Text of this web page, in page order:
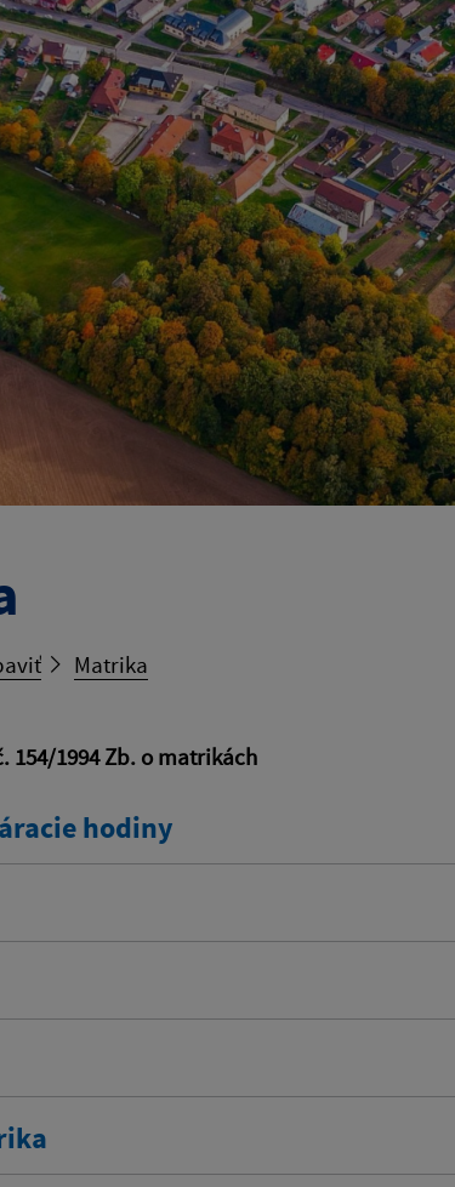
Matrika
154/1994 Zb. o matrikách
hodiny